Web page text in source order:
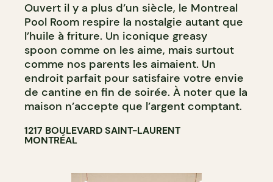
Ouvert il y a plus d’un siècle, le Montreal
Pool Room respire la nostalgie autant que
l’huile à friture. Un iconique greasy
spoon comme on les aime, mais surtout
comme nos parents les aimaient. Un
endroit parfait pour satisfaire votre envie
de cantine en fin de soirée. À noter que la
maison n’accepte que l’argent comptant.
1217 BOULEVARD SAINT-LAURENT
MONTRÉAL